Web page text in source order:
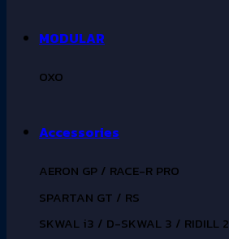
MODULAR
OXO
Accessories
AERON GP / RACE-R PRO
SPARTAN GT / RS
SKWAL i3 / D-SKWAL 3 / RIDILL 2